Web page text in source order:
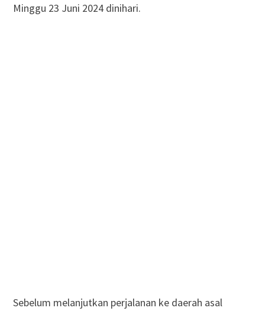
Minggu 23 Juni 2024 dinihari.
Sebelum melanjutkan perjalanan ke daerah asal